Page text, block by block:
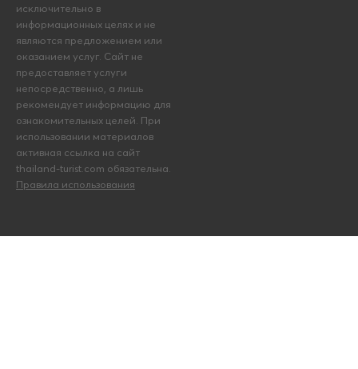
исключительно в
информационных целях и не
являются предложением или
оказанием услуг. Сайт не
предоставляет услуги
непосредственно, а лишь
рекомендует информацию для
ознакомительных целей. При
использовании материалов
активная ссылка на сайт
thailand-turist.com обязательна.
Правила использования